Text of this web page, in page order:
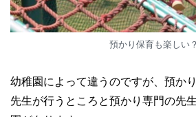
預かり保育も楽しい？
幼稚園によって違うのですが、預か
先生が行うところと預かり専門の先